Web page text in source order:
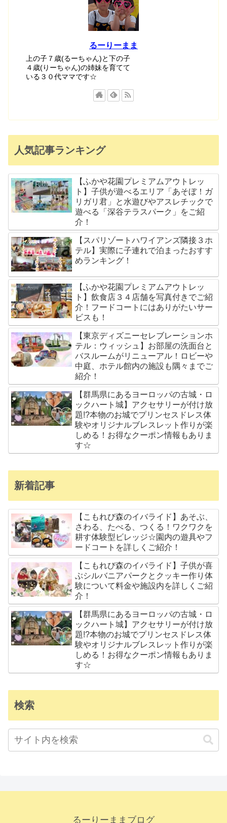
るーりーまま
上の子７歳(るーちゃん)と下の子
４歳(りーちゃん)の姉妹を育てて
いる３０代ママです☆
人気記事ランキング
【ふかや花園プレミアムアウトレッ
ト】子供が遊べるエリア「あそぼ！ガ
リガリ君」と水遊びやアスレチックで
遊べる「深谷テラスパーク」をご紹
介！
【スパリゾートハワイアンズ隣接３ホ
テル】実際に子連れで泊まったおすす
めランキング！
【ふかや花園プレミアムアウトレッ
ト】飲食店３４店舗を写真付きでご紹
介！フードコートにはありがたいサー
ビスも！
【東京ディズニーセレブレーションホ
テル：ウィッシュ】お部屋の洗面台と
バスルームがリニューアル！ロビーや
中庭、ホテル館内の施設も隅々までご
紹介！
【群馬県にあるヨーロッパの古城・ロ
ックハート城】アクセサリーが付け放
題!?本物のお城でプリンセスドレス体
験やオリジナルブレスレット作りが楽
しめる！お得なクーポン情報もありま
す☆
新着記事
【こもれび森のイバライド】あそぶ、
さわる、たべる、つくる！ワクワクを
耕す体験型ビレッジ☆園内の遊具やフ
ードコートを詳しくご紹介！
【こもれび森のイバライド】子供が喜
ぶシルバニアパークとクッキー作り体
験について料金や施設内を詳しくご紹
介！
【群馬県にあるヨーロッパの古城・ロ
ックハート城】アクセサリーが付け放
題!?本物のお城でプリンセスドレス体
験やオリジナルブレスレット作りが楽
しめる！お得なクーポン情報もありま
す☆
検索
るーりーままブログ